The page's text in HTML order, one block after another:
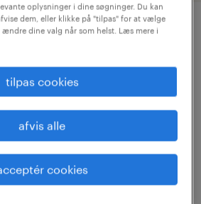
oplysninger i dine søgninger. Du kan
dem, eller klikke på "tilpas" for at vælge
dine valg når som helst. Læs mere i
tilpas cookies
afvis alle
cookies